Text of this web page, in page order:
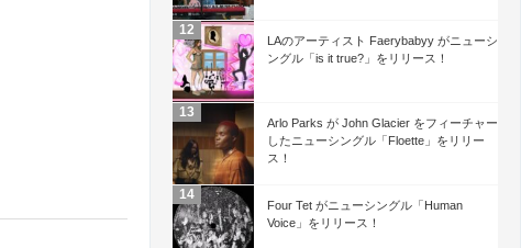
LAのアーティスト Faerybabyy がニューシ
ングル「is it true?」をリリース！
Arlo Parks が John Glacier をフィーチャー
したニューシングル「Floette」をリリー
ス！
Four Tet がニューシングル「Human
Voice」をリリース！